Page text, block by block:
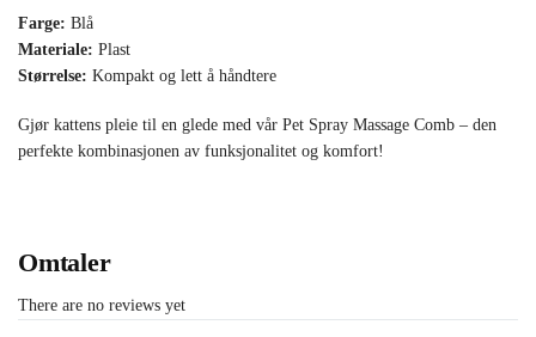
Farge: Blå
Materiale: Plast
Størrelse: Kompakt og lett å håndtere
Gjør kattens pleie til en glede med vår Pet Spray Massage Comb – den
perfekte kombinasjonen av funksjonalitet og komfort!
Omtaler
There are no reviews yet